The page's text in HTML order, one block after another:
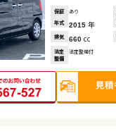
保証 あり
年式
2015 年
排気 660 cc
法定
整備
法定整備付